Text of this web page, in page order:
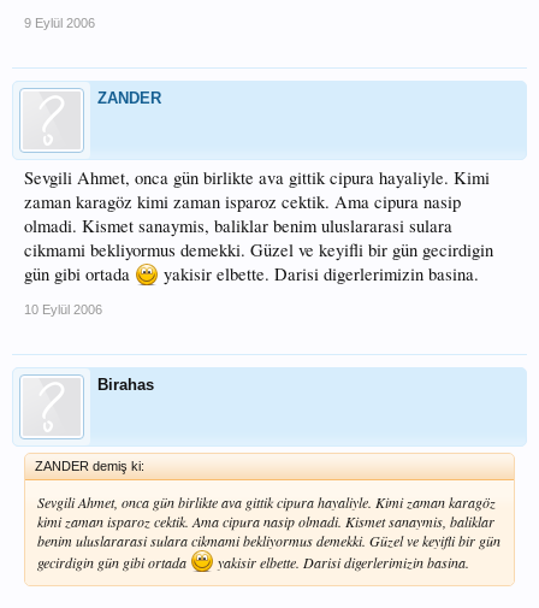
9 Eylül 2006
ZANDER
Sevgili Ahmet, onca gün birlikte ava gittik cipura hayaliyle. Kimi
zaman karagöz kimi zaman isparoz cektik. Ama cipura nasip
olmadi. Kismet sanaymis, baliklar benim uluslararasi sulara
cikmami bekliyormus demekki. Güzel ve keyifli bir gün gecirdigin
gün gibi ortada
yakisir elbette. Darisi digerlerimizin basina.
10 Eylül 2006
Birahas
ZANDER demiş ki:
Sevgili Ahmet, onca gün birlikte ava gittik cipura hayaliyle. Kimi zaman karagöz
kimi zaman isparoz cektik. Ama cipura nasip olmadi. Kismet sanaymis, baliklar
benim uluslararasi sulara cikmami bekliyormus demekki. Güzel ve keyifli bir gün
gecirdigin gün gibi ortada
yakisir elbette. Darisi digerlerimizin basina.